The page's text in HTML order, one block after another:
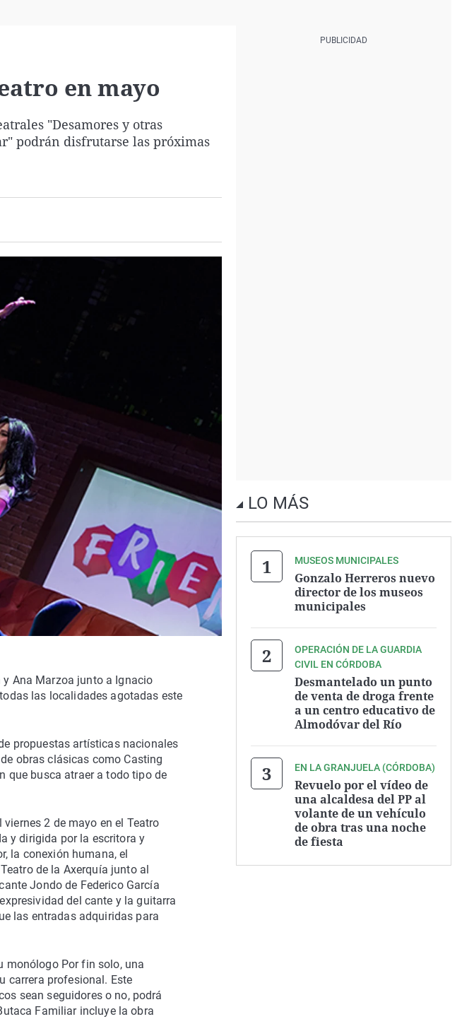
en mayo
"Desamores y otras
podrán disfrutarse las próximas
Ana Marzoa junto a Ignacio
las localidades agotadas este
propuestas artísticas nacionales
obras clásicas como Casting
que busca atraer a todo tipo de
2 de mayo en el Teatro
y dirigida por la escritora y
la conexión humana, el
de la Axerquía junto al
Jondo de Federico García
del cante y la guitarra
las entradas adquiridas para
monólogo Por fin solo, una
carrera profesional. Este
sean seguidores o no, podrá
Familiar incluye la obra
LO MÁS
MUSEOS MUNICIPALES
Gonzalo Herreros nuevo
director de los museos
municipales
OPERACIÓN DE LA GUARDIA
CIVIL EN CÓRDOBA
Desmantelado un punto
de venta de droga frente
a un centro educativo de
Almodóvar del Río
EN LA GRANJUELA (CÓRDOBA)
Revuelo por el vídeo de
una alcaldesa del PP al
volante de un vehículo
de obra tras una noche
de fiesta